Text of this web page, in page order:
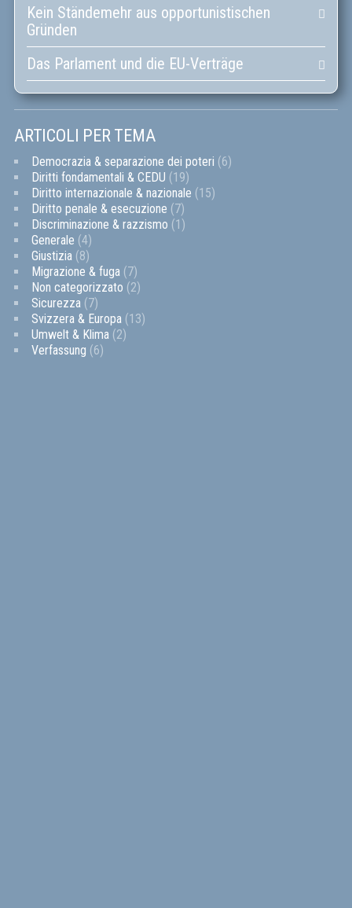
Kein Ständemehr aus opportunistischen
Gründen
Das Parlament und die EU-Verträge
ARTICOLI PER TEMA
Democrazia & separazione dei poteri (6)
Diritti fondamentali & CEDU (19)
Diritto internazionale & nazionale (15)
Diritto penale & esecuzione (7)
Discriminazione & razzismo (1)
Generale (4)
Giustizia(8)
Migrazione & fuga(7)
Non categorizzato (2)
Sicurezza(7)
Svizzera & Europa(13)
Umwelt & Klima(2)
Verfassung (6)